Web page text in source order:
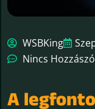
WSBKing
Nincs
A